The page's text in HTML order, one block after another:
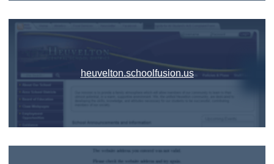
heuvelton.schoolfusion.us